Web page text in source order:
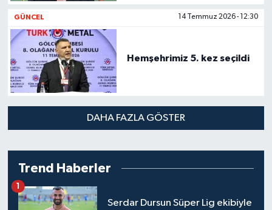
GÜNCEL 14 Temmuz 2026 - 12:30
Hemşehrimiz 5. kez seçildi
DAHA FAZLA GÖSTER
Trend Haberler
Serdar Dursun Süper Lig ekibiyle
1